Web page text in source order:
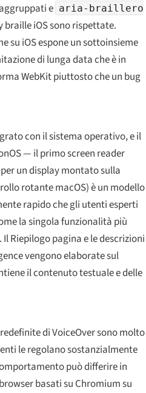
e aria-braillero
braille iOS sono rispettate.
su iOS espone un sottoinsieme
di lunga data che è in
WebKit piuttosto che un bug
con il sistema operativo, e il
— il primo screen reader
un display montato sulla
rotante macOS) è un modello
rapido che gli utenti esperti
la singola funzionalità più
Riepilogo pagina e le descrizioni
vengono elaborate sul
il contenuto testuale e delle
di VoiceOver sono molto
le regolano sostanzialmente
può differire in
basati su Chromium su